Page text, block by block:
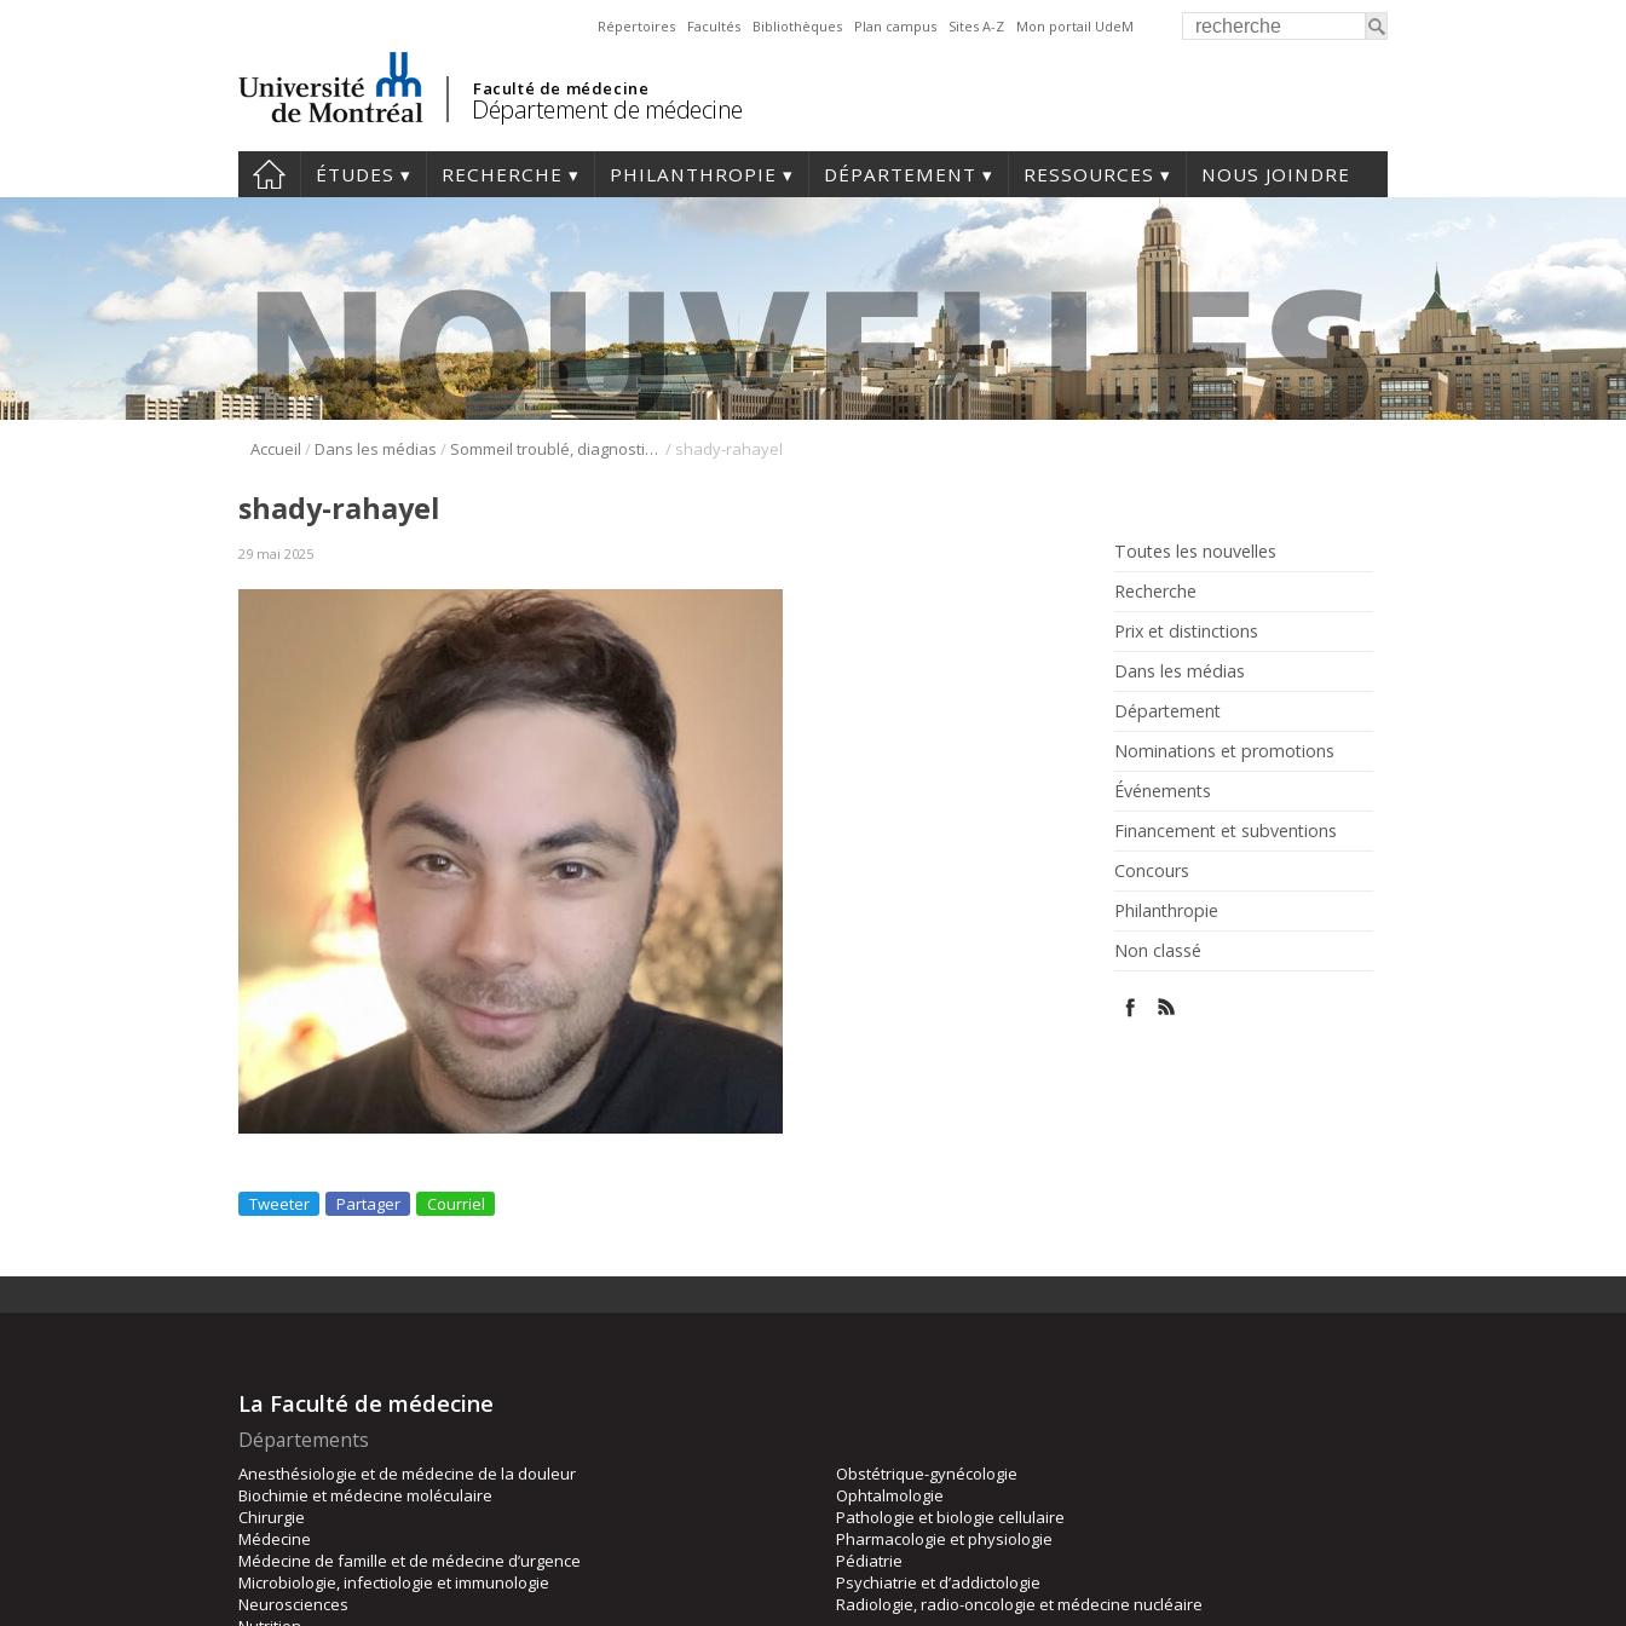
Répertoires Facultés Bibliothèques Plan campus Sites A-Z Mon portail UdeM
Faculté de médecine
Département de médecine
ÉTUDES RECHERCHE PHILANTHROPIE DÉPARTEMENT RESSOURCES NOUS JOINDRE
Accueil / Dans les médias / Sommeil troublé, diagnostic troublant / shady-rahayel
Toutes les nouvelles
Recherche
Prix et distinctions
Dans les médias
Département
Nominations et promotions
Événements
Financement et subventions
Concours
Philanthropie
Non classé
shady-rahayel
29 mai 2025
Tweeter Partager Courriel
La Faculté de médecine
Départements
Anesthésiologie et de médecine de la douleur
Biochimie et médecine moléculaire
Chirurgie
Médecine
Médecine de famille et de médecine d’urgence
Microbiologie, infectiologie et immunologie
Neurosciences
Obstétrique-gynécologie
Ophtalmologie
Pathologie et biologie cellulaire
Pharmacologie et physiologie
Pédiatrie
Psychiatrie et d’addictologie
Radiologie, radio-oncologie et médecine nucléaire